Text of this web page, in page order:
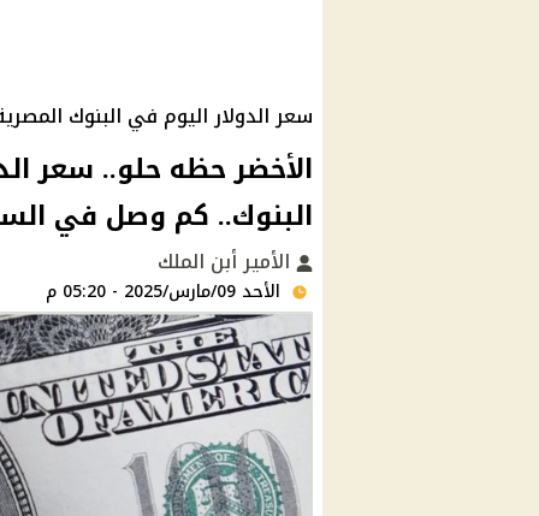
سعر الدولار اليوم في البنوك
الأخضر حظه حلو.. سعر
البنوك.. كم وصل في
الأمير أبن الملك
الأحد 09/مارس/2025 - 05:20 م